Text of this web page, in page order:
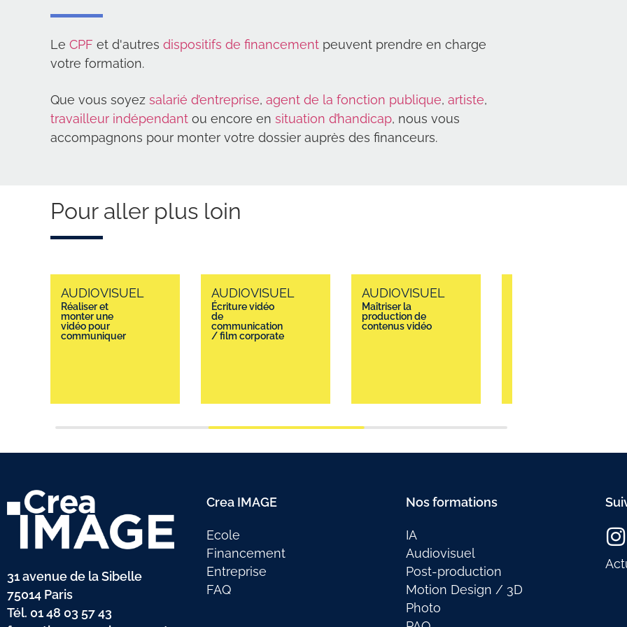
Le CPF et d'autres dispositifs de financement peuvent prendre en charge
votre formation.
Que vous soyez salarié d’entreprise, agent de la fonction publique, artiste,
travailleur indépendant ou encore en situation d’handicap, nous vous
accompagnons pour monter votre dossier auprès des financeurs.
Pour aller plus loin
AUDIOVISUEL
Réaliser et
monter une
vidéo pour
communiquer
AUDIOVISUEL
Écriture vidéo
de
communication
/ film corporate
AUDIOVISUEL
Maîtriser la
production de
contenus vidéo
31 avenue de la Sibelle
75014 Paris
Tél. 01 48 03 57 43
Crea IMAGE
Ecole
Financement
Entreprise
FAQ
Nos formations
IA
Audiovisuel
Post-production
Motion Design / 3D
Photo